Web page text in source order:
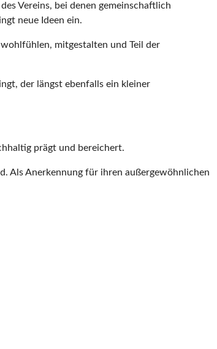
Vereins, bei denen gemeinschaftlich
neue Ideen ein.
mitgestalten und Teil der
der längst ebenfalls ein kleiner
prägt und bereichert.
Als Anerkennung für ihren außergewöhnlichen